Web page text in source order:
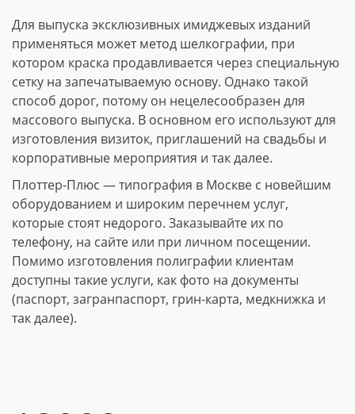
Для выпуска эксклюзивных имиджевых изданий
применяться может метод шелкографии, при
котором краска продавливается через специальную
сетку на запечатываемую основу. Однако такой
способ дорог, потому он нецелесообразен для
массового выпуска. В основном его используют для
изготовления визиток, приглашений на свадьбы и
корпоративные мероприятия и так далее.
Плоттер-Плюс — типография в Москве с новейшим
оборудованием и широким перечнем услуг,
которые стоят недорого. Заказывайте их по
телефону, на сайте или при личном посещении.
Помимо изготовления полиграфии клиентам
доступны такие услуги, как фото на документы
(паспорт, загранпаспорт, грин-карта, медкнижка и
так далее).